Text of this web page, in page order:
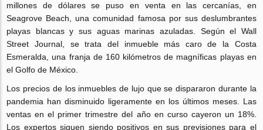
millones de dólares se puso en venta en las cercanías, en
Seagrove Beach, una comunidad famosa por sus deslumbrantes
playas blancas y sus aguas marinas azuladas. Según el Wall
Street Journal, se trata del inmueble más caro de la Costa
Esmeralda, una franja de 160 kilómetros de magníficas playas en
el Golfo de México.
Los precios de los inmuebles de lujo que se dispararon durante la
pandemia han disminuido ligeramente en los últimos meses. Las
ventas en el primer trimestre del año en curso cayeron un 18%.
Los expertos siguen siendo positivos en sus previsiones para el